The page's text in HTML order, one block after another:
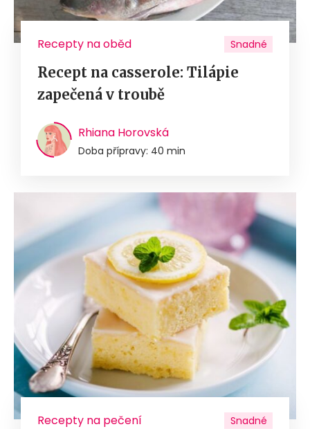
Recepty na oběd Snadné
Recept na casserole: Tilápie
zapečená v troubě
Rhiana Horovská
Doba přípravy: 40 min
Recepty na pečení Snadné